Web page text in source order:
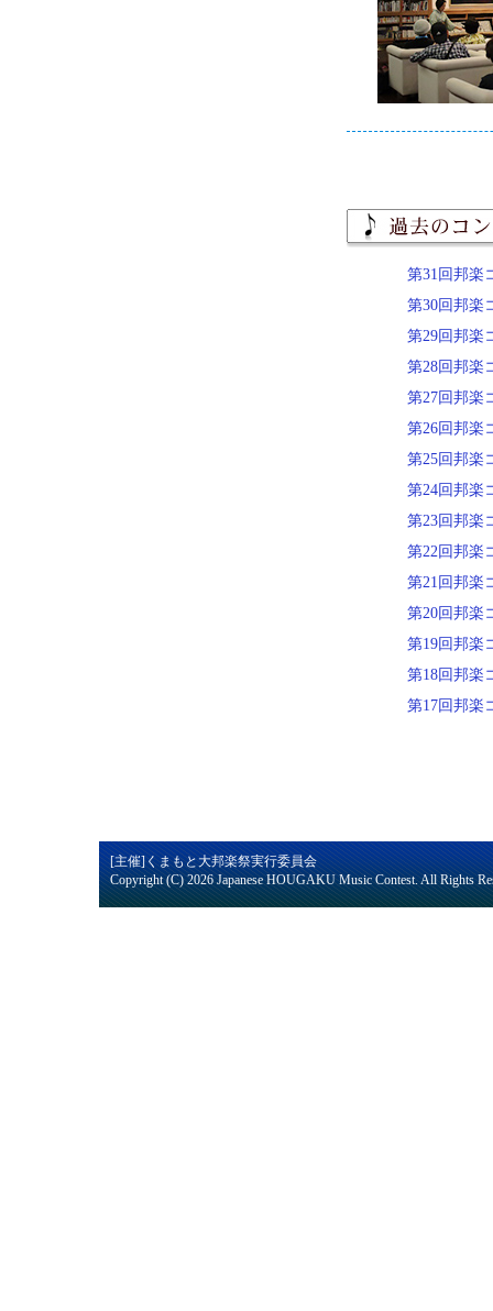
第31回邦楽
第30回邦楽
第29回邦楽
第28回邦楽
第27回邦楽
第26回邦楽
第25回邦楽
第24回邦楽
第23回邦楽
第22回邦楽
第21回邦楽
第20回邦楽
第19回邦楽
第18回邦楽
第17回邦楽
[主催]くまもと大邦楽祭実行委員会
Copyright (C)2026 Japanese HOUGAKU Music Contest. All Rights